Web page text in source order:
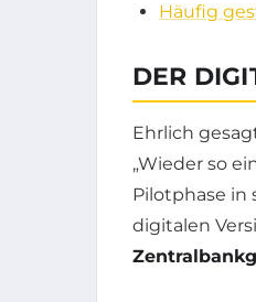
Häufig
DER
Ehrlich
„Wieder so
Pilotphase in
digitalen